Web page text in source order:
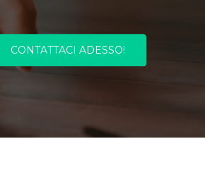
CONTATTACI ADESSO!